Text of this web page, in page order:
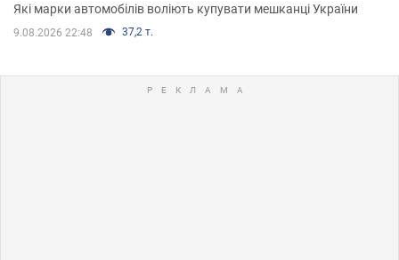
Які марки автомобілів воліють купувати мешканці України
9.08.2026 22:48 37,2 т.